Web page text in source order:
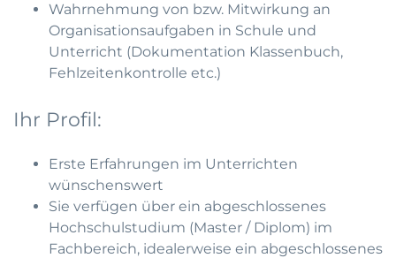
Wahrnehmung von bzw. Mitwirkung an
Organisationsaufgaben in Schule und
Unterricht (Dokumentation Klassenbuch,
Fehlzeitenkontrolle etc.)
Ihr Profil:
Erste Erfahrungen im Unterrichten
wünschenswert
Sie verfügen über ein abgeschlossenes
Hochschulstudium (Master / Diplom) im
Fachbereich, idealerweise ein abgeschlossenes